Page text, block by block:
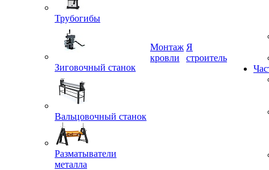
Трубогибы
Зиговочный станок
Вальцовочный станок
Разматыватели
металла
Монтаж
Я